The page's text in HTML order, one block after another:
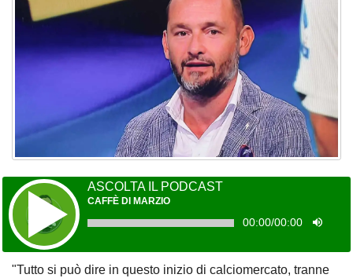
ASCOLTA IL PODCAST
CAFFÈ DI MARZIO
00:00/00:00
"Tutto si può dire in questo inizio di calciomercato, tranne